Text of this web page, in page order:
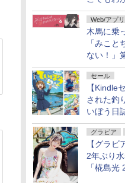
が本日発
Web/アプリ
木馬に乗
「みこと
ない！」
じゃない
セール
【Kindle
された釣
いぼう日
50％オフ
グラビア
【グラビ
2年ぶり
「椛島光